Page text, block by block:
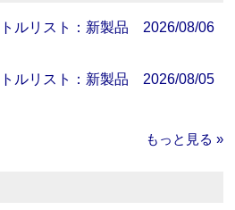
ルリスト：新製品 2026/08/06
ルリスト：新製品 2026/08/05
もっと見る »